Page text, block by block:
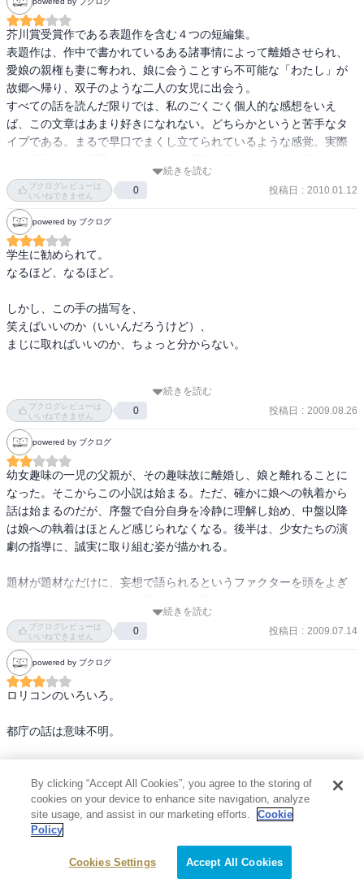
ちなみに物語中、トキセンターに忍び込んで警備員を殺した少年の
妹が登場する。
「馬小屋の乙女」では、まぼろしの性玩具を求めて辺鄙な町（神
町）へやってきた男が、奇妙な老婆に出逢う。とことんコミカルで
そこはかとなく恐い話。
「新宿ヨドバシカメラ」は企業用に書かれた小説。雄弁な男がみず
る。バカバカしいくらい陳腐な比喩がむしろ生きてくるのは、やは
りこの街だから？
「20世紀」も、やはり地誌。東北地方にある神町を取材する私は町
の歴史を調査するうちにだんだんこの土地へ取り込まれていく。ホ
ームビデオ、父と娘など、「グランド・フィナーレ」に連なるテー
マがあらわれる。
芥川賞受賞作である表題作を含む４つの短編集。
表題作は、作中で書かれているある諸事情によって離婚させられ、
愛娘の親権も妻に奪われ、娘に会うことすら不可能な「わたし」が
故郷へ帰り、双子のような二人の女児に出会う。
すべての話を読んだ限りでは、私のごくごく個人的な感想をいえ
ば、この文章はあまり好きになれない。どちらかというと苦手なタ
イプである。まるで早口でまくし立てられているような感覚。実際
るだけの描写がある。コミュニケーションとは言いがたいようなコ
ミュニケーションしかとれないのが「わたし」なのかもしれない、
なんて思ったりもする。
なんとも、その行動意図が測りかねる「わたし」ではあるが、表題
作全体のイメージとしては嫌いではない。ただ、文体が苦手、とい
うだけで…。
続きを読む
ブクログレビューは
いいねできません
0 投稿日 : 2010.01.12
powered by ブクログ
学生に勧められて。
なるほど、なるほど。
しかし、この手の描写を、
笑えばいいのか（いいんだろうけど）、
まじに取ればいいのか、ちょっと分からない。
ってことは何冊か読むことになり、
それはそれで、コンシューマーになるという罠か。
続きを読む
ブクログレビューは
いいねできません
0 投稿日 : 2009.08.26
powered by ブクログ
幼女趣味の一児の父親が、その趣味故に離婚し、娘と離れることに
なった。そこからこの小説は始まる。ただ、確かに娘への執着から
話は始まるのだが、序盤で自分自身を冷静に理解し始め、中盤以降
は娘への執着はほとんど感じられなくなる。後半は、少女たちの演
劇の指導に、誠実に取り組む姿が描かれる。
題材が題材なだけに、妄想で語られるというファクターを頭をよぎ
さえも釈然としない。読み終わったとき「え？終わり？」そんな感
想を抱く小説である。
続きを読む
ブクログレビューは
いいねできません
0 投稿日 : 2009.07.14
powered by ブクログ
ロリコンのいろいろ。
都庁の話は意味不明。
ロリコンが異常かどうかはおいといて、異常な性癖や嗜好って多分
自分で望んで得たものじゃ無いとおもうんだけど、
おれらが（一般的に誰かが決めた）「普通」のセックスで昇華して
いることを、「異常」な方法でしか昇華できず、そのために人間扱
いまでされなくなってしあわせまで剥脱されてしまう姿に、
いいねできません
投稿日
By clicking “Accept All Cookies”, you agree to the storing of
cookies on your device to enhance site navigation, analyze
site usage, and assist in our marketing efforts.
Cookie
Policy
Cookies Settings Accept All Cookies